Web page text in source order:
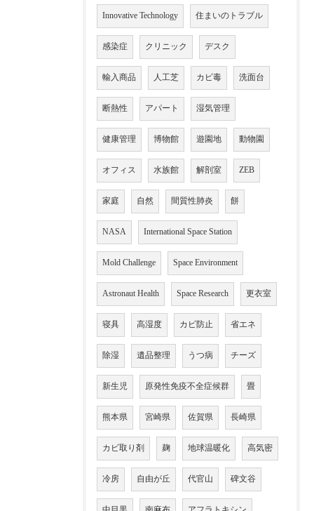
Innovative Technology 住まいのトラブル
感染症 クリニック デスク
輸入商品 人工芝 カビ毒 洗面台
断熱性 アパート 湿気管理
健康管理 博物館 遊園地 動物園
オフィス 水族館 解剖室 ZEB
家庭 自然 間質性肺炎 餅
NASA International Space Station
Mold Challenge Space Environment
Astronaut Health Space Research 更衣室
寝具 高湿度 カビ防止 省エネ
除湿 遺品整理 うつ病 チーズ
新生児 原発性免疫不全症候群 畳
熊本県 宮崎県 佐賀県 長崎県
カビ取り剤 麹 地球温暖化 高気密
冷房 自由が丘 代官山 碑文谷